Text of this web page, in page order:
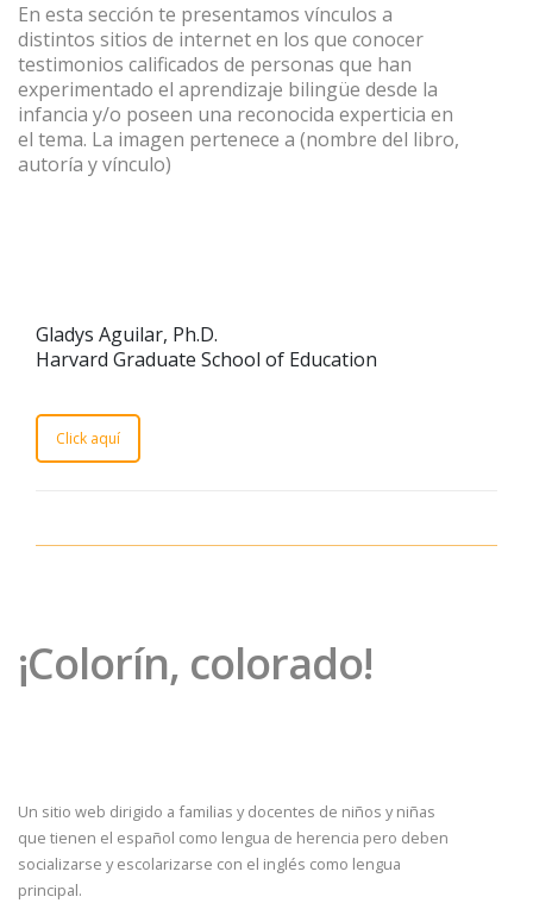
En esta sección te presentamos vínculos a
distintos sitios de internet en los que conocer
testimonios calificados de personas que han
experimentado el aprendizaje bilingüe desde la
infancia y/o poseen una reconocida experticia en
el tema. La imagen pertenece a (nombre del libro,
autoría y vínculo)
Gladys Aguilar, Ph.D.
Harvard Graduate School of Education
Click aquí
¡Colorín, colorado!
Un sitio web dirigido a familias y docentes de niños y niñas
que tienen el español como lengua de herencia pero deben
socializarse y escolarizarse con el inglés como lengua
principal.